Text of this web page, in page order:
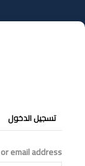
إلى
المحتوى
التبويبات
الأساسية
تسجيل الدخول
email address